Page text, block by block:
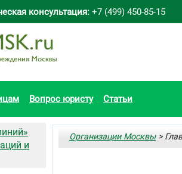
консультация: +7 (499) 450-85-15
Вопрос юристу Статьи
Организации Москвы>
и